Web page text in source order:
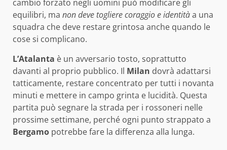
cambio forzato negli uomini può modificare gli
equilibri, ma non deve togliere coraggio e identitàa una
squadra che deve restare grintosa anche quando le
cose si complicano.
L’Atalanta è un avversario tosto, soprattutto
davanti al proprio pubblico. Il Milan dovrà adattarsi
tatticamente, restare concentrato per tutti i novanta
minuti e mettere in campo grinta e lucidità. Questa
partita può segnare la strada per i rossoneri nelle
prossime settimane, perché ogni punto strappato a
Bergamo potrebbe fare la differenza alla lunga.